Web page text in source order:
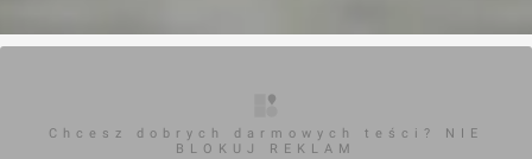
Chcesz dobrych darmowych teści? NIE
BLOKUJ REKLAM